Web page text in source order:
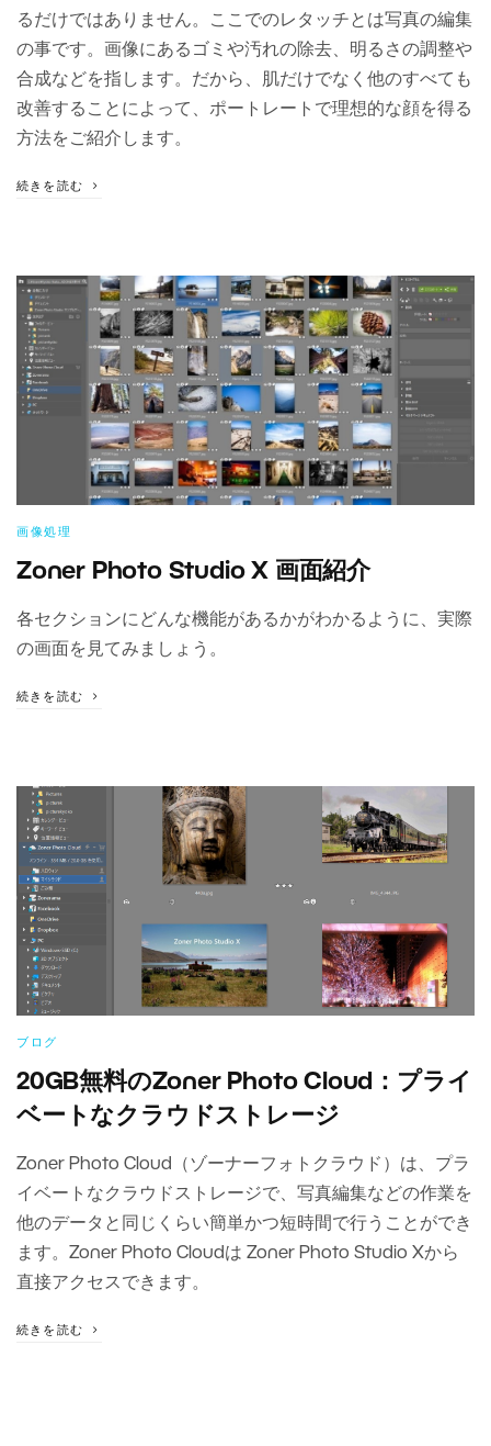
るだけではありません。ここでのレタッチとは写真の編集
の事です。画像にあるゴミや汚れの除去、明るさの調整や
合成などを指します。だから、肌だけでなく他のすべても
改善することによって、ポートレートで理想的な顔を得る
方法をご紹介します。
続きを読む
画像処理
Zoner Photo Studio X 画面紹介
各セクションにどんな機能があるかがわかるように、実際
の画面を見てみましょう。
続きを読む
ブログ
20GB無料のZoner Photo Cloud：プライ
ベートなクラウドストレージ
Zoner Photo Cloud（ゾーナーフォトクラウド）は、プラ
イベートなクラウドストレージで、写真編集などの作業を
他のデータと同じくらい簡単かつ短時間で行うことができ
ます。Zoner Photo Cloudは Zoner Photo Studio Xから
直接アクセスできます。
続きを読む